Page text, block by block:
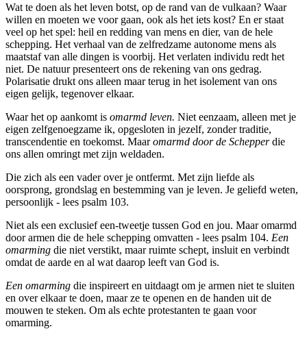
Wat te doen als het leven botst, op de rand van de vulkaan? Waar
willen en moeten we voor gaan, ook als het iets kost? En er staat
veel op het spel: heil en redding van mens en dier, van de hele
schepping. Het verhaal van de zelfredzame autonome mens als
maatstaf van alle dingen is voorbij. Het verlaten individu redt het
niet. De natuur presenteert ons de rekening van ons gedrag.
Polarisatie drukt ons alleen maar terug in het isolement van ons
eigen gelijk, tegenover elkaar.
Waar het op aankomt is omarmd leven. Niet eenzaam, alleen met je
eigen zelfgenoegzame ik, opgesloten in jezelf, zonder traditie,
transcendentie en toekomst. Maaromarmd door de Schepperdie
ons allen omringt met zijn weldaden.
Die zich als een vader over je ontfermt. Met zijn liefde als
oorsprong, grondslag en bestemming van je leven. Je geliefd weten,
persoonlijk - lees psalm 103.
Niet als een exclusief een-tweetje tussen God en jou. Maar omarmd
door armen die de hele schepping omvatten - lees psalm 104. Een
omarming die niet verstikt, maar ruimte schept, insluit en verbindt
omdat de aarde en al wat daarop leeft van God is.
Een omarming die inspireert en uitdaagt om je armen niet te sluiten
en over elkaar te doen, maar ze te openen en de handen uit de
mouwen te steken. Om als echte protestanten te gaan voor
omarming.